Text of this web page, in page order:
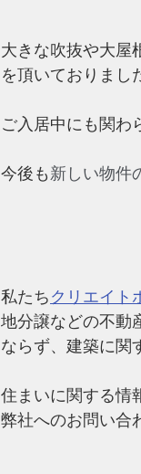
大きな吹抜や大屋
を頂いておりまし
ご入居中にも関わ
今後も 新しい物件
私たち クリエイト
地分譲などの不動
ならず、建築に関
住まいに関する情
弊社へのお問い合